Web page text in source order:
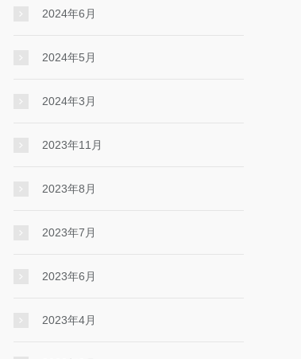
2024年6月
2024年5月
2024年3月
2023年11月
2023年8月
2023年7月
2023年6月
2023年4月